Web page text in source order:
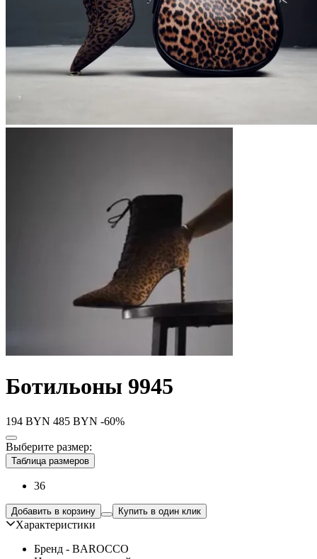
Ботильоны 9945
194 BYN 485 BYN -60%
Выберите размер:
Таблица размеров
36
Добавить в корзину Купить в один клик
Характеристики
Бренд - BAROCCO